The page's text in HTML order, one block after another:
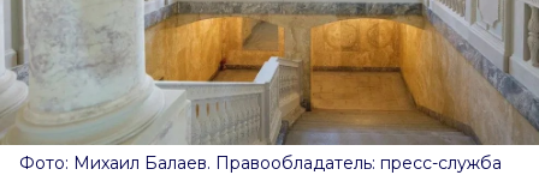
Фото: Михаил Балаев. Правообладатель: пресс-служба